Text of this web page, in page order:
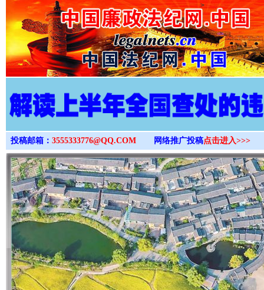
>
投稿邮箱： 3555333776@QQ.COM 网络推广投稿点击进入>>>